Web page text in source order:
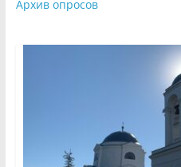
Архив опросов